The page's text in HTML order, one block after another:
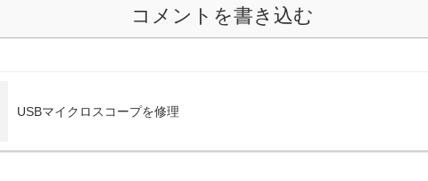
コメントを書き込む
USBマイクロスコープを修理